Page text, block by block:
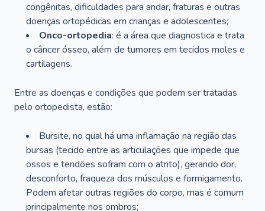
congênitas, dificuldades para andar, fraturas e outras
doenças ortopédicas em crianças e adolescentes;
Onco-ortopedia: é a área que diagnostica e trata
o câncer ósseo, além de tumores em tecidos moles e
cartilagens.
Entre as doenças e condições que podem ser tratadas
pelo ortopedista, estão:
Bursite, no qual há uma inflamação na região das
bursas (tecido entre as articulações que impede que
ossos e tendões sofram com o atrito), gerando dor,
desconforto, fraqueza dos músculos e formigamento.
Podem afetar outras regiões do corpo, mas é comum
principalmente nos ombros;